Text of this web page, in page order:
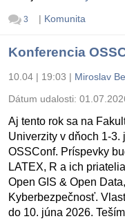
3 | Komunita
Konferencia
10.04 | 19:03 | Miroslav
Dátum udalosti:
Aj tento rok sa na
Univerzity v dňoch 1-
OSSConf. Príspevky
LATEX, R a ich
Open GIS & Open
Kyberbezpečnosť.
do 10. júna 2026.